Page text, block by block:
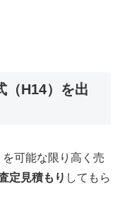
（H14）を出
を可能な限り高く売
定見積もり してもら